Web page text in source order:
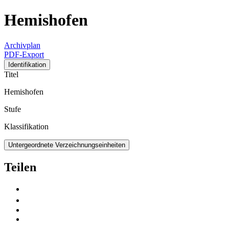
Hemishofen
Archivplan
PDF-Export
Identifikation
Titel
Hemishofen
Stufe
Klassifikation
Untergeordnete Verzeichnungseinheiten
Teilen